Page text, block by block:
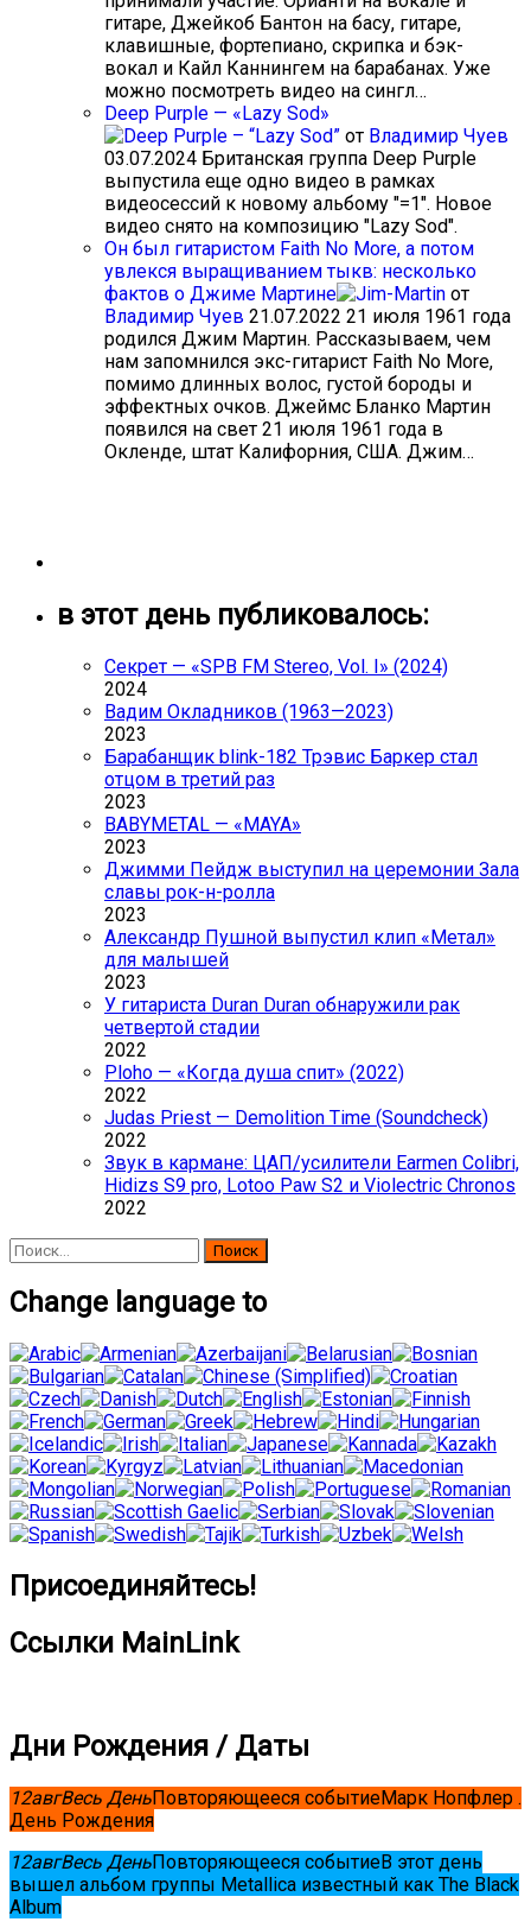
гитаре, Джейкоб Бантон на басу, гитаре,
клавишные, фортепиано, скрипка и бэк-
вокал и Кайл Каннингем на барабанах. Уже
можно посмотреть видео на сингл…
Deep Purple — «Lazy Sod»
от Владимир Чуев
03.07.2024 Британская группа Deep Purple
выпустила еще одно видео в рамках
видеосессий к новому альбому "=1". Новое
видео снято на композицию "Lazy Sod".
Он был гитаристом Faith No More, а потом
увлекся выращиванием тыкв: несколько
фактов о Джиме Мартине
от
Владимир Чуев 21.07.2022 21 июля 1961 года
родился Джим Мартин. Рассказываем, чем
нам запомнился экс-гитарист Faith No More,
помимо длинных волос, густой бороды и
эффектных очков. Джеймс Бланко Мартин
появился на свет 21 июля 1961 года в
Окленде, штат Калифорния, США. Джим…
в этот день публиковалось:
Секрет — «SPB FM Stereo, Vol. I» (2024)
2024
Вадим Окладников (1963—2023)
2023
Барабанщик blink-182 Трэвис Баркер стал
отцом в третий раз
2023
BABYMETAL — «MAYA»
2023
Джимми Пейдж выступил на церемонии Зала
славы рок-н-ролла
2023
Александр Пушной выпустил клип «Метал»
для малышей
2023
У гитариста Duran Duran обнаружили рак
четвертой стадии
2022
Ploho — «Когда душа спит» (2022)
2022
Judas Priest — Demolition Time (Soundcheck)
2022
Звук в кармане: ЦАП/усилители Earmen Сolibri,
Hidizs S9 pro, Lotoo Paw S2 и Violectric Chronos
2022
Найти:
Change language to
Присоединяйтесь!
Ссылки MainLink
Дни Рождения / Даты
12авгВесь ДеньПовторяющееся событиеМарк Нопфлер .
День Рождения
12авгВесь ДеньПовторяющееся событиеВ этот день
вышел альбом группы Metallica известный как The Black
Album